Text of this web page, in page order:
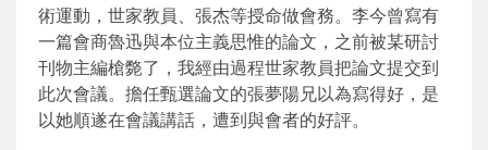
術運動，世家教員、張杰等授命做會務。李今曾寫有
一篇會商魯迅與本位主義思惟的論文，之前被某研討
刊物主編槍斃了，我經由過程世家教員把論文提交到
此次會議。擔任甄選論文的張夢陽兄以為寫得好，是
以她順遂在會議講話，遭到與會者的好評。